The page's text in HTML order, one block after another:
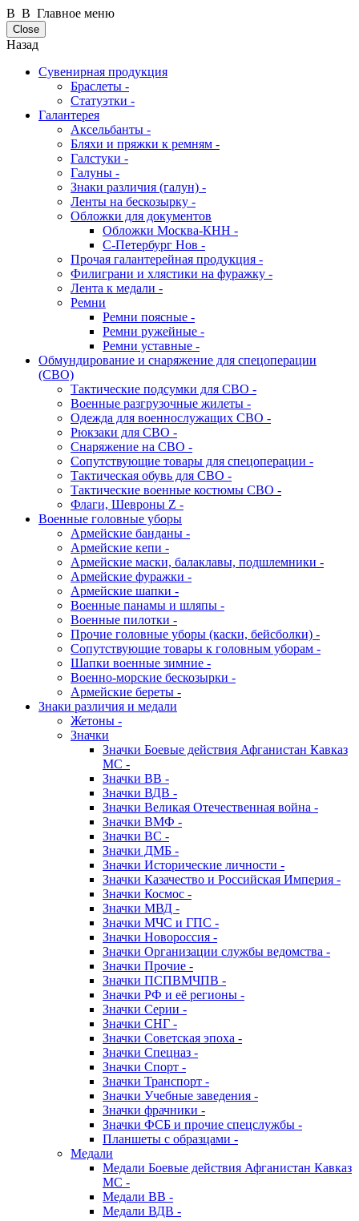
В В Главное меню
Close
Назад
Сувенирная продукция
Браслеты -
Статуэтки -
Галантерея
Аксельбанты -
Бляхи и пряжки к ремням -
Галстуки -
Галуны -
Знаки различия (галун) -
Ленты на бескозырку -
Обложки для документов
Обложки Москва-КНН -
С-Петербург Нов -
Прочая галантерейная продукция -
Филиграни и хлястики на фуражку -
Лента к медали -
Ремни
Ремни поясные -
Ремни ружейные -
Ремни уставные -
Обмундирование и снаряжение для спецоперации
(СВО)
Тактические подсумки для СВО -
Военные разгрузочные жилеты -
Одежда для военнослужащих СВО -
Рюкзаки для СВО -
Снаряжение на СВО -
Сопутствующие товары для спецоперации -
Тактическая обувь для СВО -
Тактические военные костюмы СВО -
Флаги, Шевроны Z -
Военные головные уборы
Армейские банданы -
Армейские кепи -
Армейские маски, балаклавы, подшлемники -
Армейские фуражки -
Армейские шапки -
Военные панамы и шляпы -
Военные пилотки -
Прочие головные уборы (каски, бейсболки) -
Сопутствующие товары к головным уборам -
Шапки военные зимние -
Военно-морские бескозырки -
Армейские береты -
Знаки различия и медали
Жетоны -
Значки
Значки Боевые действия Афганистан Кавказ
МС -
Значки ВВ -
Значки ВДВ -
Значки Великая Отечественная война -
Значки ВМФ -
Значки ВС -
Значки ДМБ -
Значки Исторические личности -
Значки Казачество и Российская Империя -
Значки Космос -
Значки МВД -
Значки МЧС и ГПС -
Значки Новороссия -
Значки Организации службы ведомства -
Значки Прочие -
Значки ПСПВМЧПВ -
Значки РФ и её регионы -
Значки Серии -
Значки СНГ -
Значки Советская эпоха -
Значки Спецназ -
Значки Спорт -
Значки Транспорт -
Значки Учебные заведения -
Значки фрачники -
Значки ФСБ и прочие спецслужбы -
Планшеты с образцами -
Медали
Медали Боевые действия Афганистан Кавказ
МС -
Медали ВВ -
Медали ВДВ -